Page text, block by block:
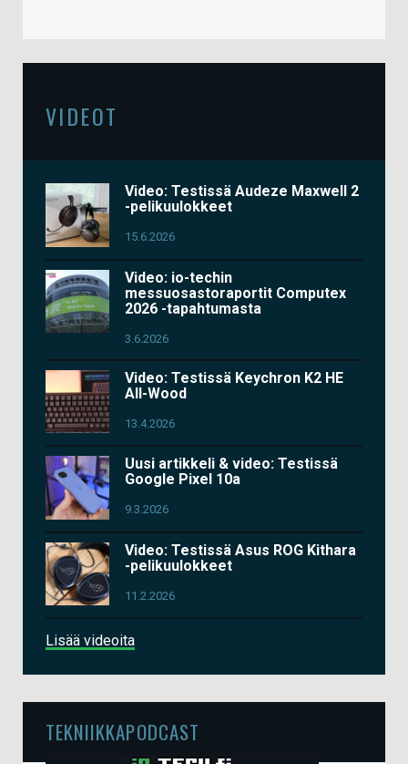
VIDEOT
Video: Testissä Audeze Maxwell 2
-pelikuulokkeet
15.6.2026
Video: io-techin
messuosastoraportit Computex
2026 -tapahtumasta
3.6.2026
Video: Testissä Keychron K2 HE
All-Wood
13.4.2026
Uusi artikkeli & video: Testissä
Google Pixel 10a
9.3.2026
Video: Testissä Asus ROG Kithara
-pelikuulokkeet
11.2.2026
Lisää videoita
TEKNIIKKAPODCAST